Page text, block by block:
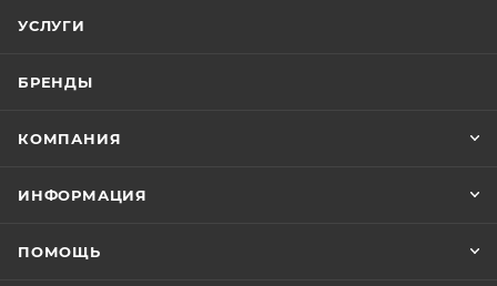
УСЛУГИ
БРЕНДЫ
КОМПАНИЯ
ИНФОРМАЦИЯ
ПОМОЩЬ